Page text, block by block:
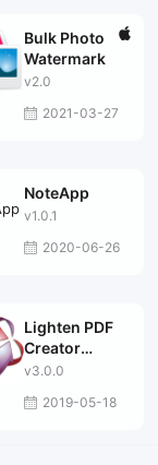
Bulk Photo
Watermark
v2.0
2021-03-27
NoteApp
v1.0.1
2020-06-26
Lighten PDF
Creator
Master
v3.0.0
2019-05-18